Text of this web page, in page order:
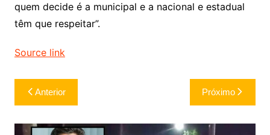
quem decide é a municipal e a nacional e estadual
têm que respeitar”.
Source link
Navegação
de
Post
Anterior Próximo